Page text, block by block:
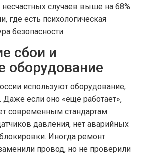
несчастных случаев выше на 68%
где есть психологическая
безопасности.
сбои и
оборудование
используют оборудование,
Даже если оно «ещё работает»,
современным стандартам
давления, нет аварийных
Иногда ремонт
провод, но не проверили